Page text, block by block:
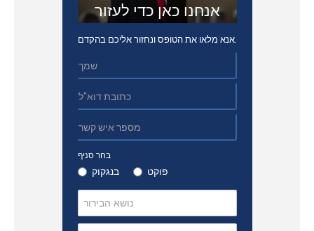
אנחנו כאן כדי לעזור
אנא מלאו את הטופס ונחזור אליכם בהקדם.
בחר סניף
בנגקוק פוקט